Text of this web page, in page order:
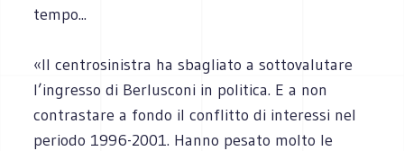
tempo...
«Il centrosinistra ha sbagliato a sottovalutare
l’ingresso di Berlusconi in politica. E a non
contrastare a fondo il conflitto di interessi nel
periodo 1996-2001. Hanno pesato molto le